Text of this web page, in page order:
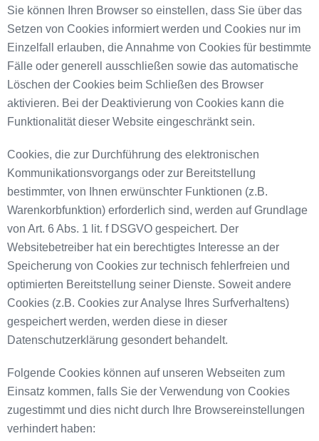
Sie können Ihren Browser so einstellen, dass Sie über das
Setzen von Cookies informiert werden und Cookies nur im
Einzelfall erlauben, die Annahme von Cookies für bestimmte
Fälle oder generell ausschließen sowie das automatische
Löschen der Cookies beim Schließen des Browser
aktivieren. Bei der Deaktivierung von Cookies kann die
Funktionalität dieser Website eingeschränkt sein.
Cookies, die zur Durchführung des elektronischen
Kommunikationsvorgangs oder zur Bereitstellung
bestimmter, von Ihnen erwünschter Funktionen (z.B.
Warenkorbfunktion) erforderlich sind, werden auf Grundlage
von Art. 6 Abs. 1 lit. f DSGVO gespeichert. Der
Websitebetreiber hat ein berechtigtes Interesse an der
Speicherung von Cookies zur technisch fehlerfreien und
optimierten Bereitstellung seiner Dienste. Soweit andere
Cookies (z.B. Cookies zur Analyse Ihres Surfverhaltens)
gespeichert werden, werden diese in dieser
Datenschutzerklärung gesondert behandelt.
Folgende Cookies können auf unseren Webseiten zum
Einsatz kommen, falls Sie der Verwendung von Cookies
zugestimmt und dies nicht durch Ihre Browsereinstellungen
verhindert haben: